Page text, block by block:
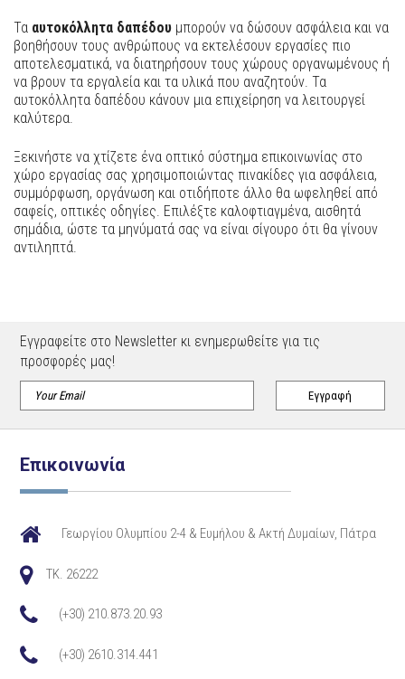
Τα αυτοκόλλητα δαπέδου μπορούν να δώσουν ασφάλεια και να
βοηθήσουν τους ανθρώπους να εκτελέσουν εργασίες πιο
αποτελεσματικά, να διατηρήσουν τους χώρους οργανωμένους ή
να βρουν τα εργαλεία και τα υλικά που αναζητούν. Τα
αυτοκόλλητα δαπέδου κάνουν μια επιχείρηση να λειτουργεί
καλύτερα.
Ξεκινήστε να χτίζετε ένα οπτικό σύστημα επικοινωνίας στο
χώρο εργασίας σας χρησιμοποιώντας πινακίδες για ασφάλεια,
συμμόρφωση, οργάνωση και οτιδήποτε άλλο θα ωφεληθεί από
σαφείς, οπτικές οδηγίες. Επιλέξτε καλοφτιαγμένα, αισθητά
σημάδια, ώστε τα μηνύματά σας να είναι σίγουρο ότι θα γίνουν
αντιληπτά.
Εγγραφείτε στο Newsletter κι ενημερωθείτε για τις
προσφορές μας!
Επικοινωνία
Γεωργίου Ολυμπίου 2-4 & Ευμήλου & Ακτή Δυμαίων, Πάτρα
TK. 26222
(+30) 210.873.20.93
(+30) 2610.314.441